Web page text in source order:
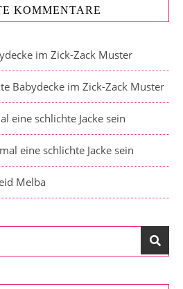
KOMMENTARE
im Zick-Zack Muster
Babydecke im Zick-Zack Muster
eine schlichte Jacke sein
eine schlichte Jacke sein
Melba